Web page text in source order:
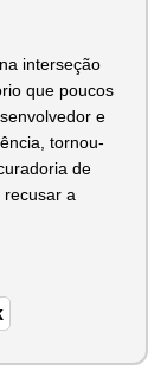
interseção
que poucos
e
tornou-
de
a